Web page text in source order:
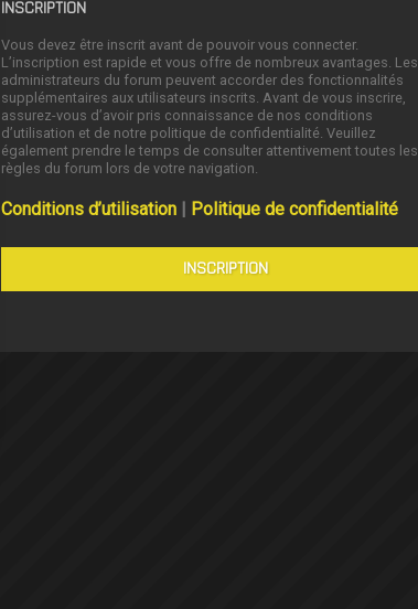
INSCRIPTION
Vous devez être inscrit avant de pouvoir vous connecter.
L’inscription est rapide et vous offre de nombreux avantages. Les
administrateurs du forum peuvent accorder des fonctionnalités
supplémentaires aux utilisateurs inscrits. Avant de vous inscrire,
assurez-vous d’avoir pris connaissance de nos conditions
d’utilisation et de notre politique de confidentialité. Veuillez
également prendre le temps de consulter attentivement toutes les
règles du forum lors de votre navigation.
Conditions d’utilisation Politique de confidentialité
INSCRIPTION